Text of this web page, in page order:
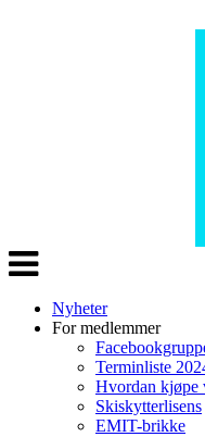
Veksle
navigasjon
Nyheter
For medlemmer
Terminliste
Hvordan kjøpe
Skiskytterlisens
EMIT-brikke